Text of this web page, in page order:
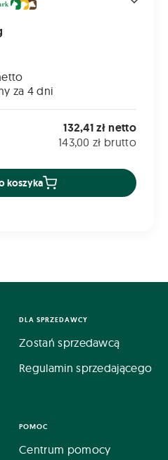
za 4 dni
132,41 zł netto
143,00 zł brutto
koszyka
DLA SPRZEDAWCY
Zostań sprzedawcą
Regulamin sprzedającego
POMOC
Centrum pomocy